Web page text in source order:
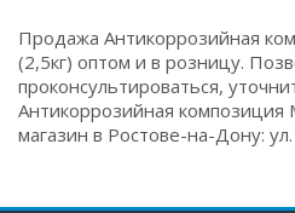
Продажа Антикоррозийная
(2,5кг) оптом и в розницу.
проконсультироваться,
Антикоррозийная композиция
магазин в Ростове-на-Дону: